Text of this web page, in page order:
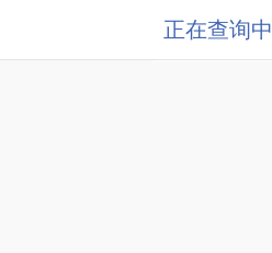
正在查询中